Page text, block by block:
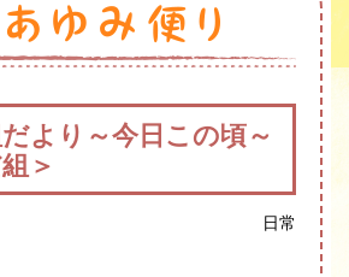
より～今日この頃～
＞
日常
ー